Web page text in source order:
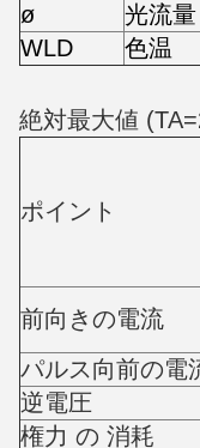
ø
光流量
WLD
色温
絶対最大値
ポイント
前向きの電流
パルス向前の電
逆電圧
権力 の 消耗